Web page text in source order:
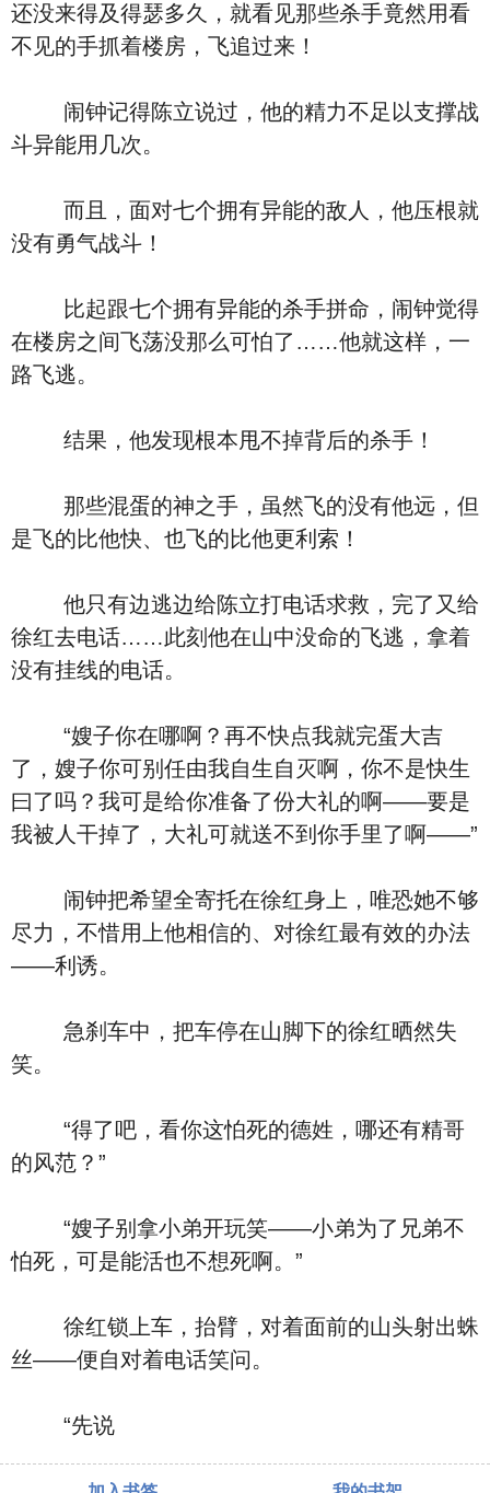
还没来得及得瑟多久，就看见那些杀手竟然用看
不见的手抓着楼房，飞追过来！
闹钟记得陈立说过，他的精力不足以支撑战
斗异能用几次。
而且，面对七个拥有异能的敌人，他压根就
没有勇气战斗！
比起跟七个拥有异能的杀手拼命，闹钟觉得
在楼房之间飞荡没那么可怕了……他就这样，一
路飞逃。
结果，他发现根本甩不掉背后的杀手！
那些混蛋的神之手，虽然飞的没有他远，但
是飞的比他快、也飞的比他更利索！
他只有边逃边给陈立打电话求救，完了又给
徐红去电话……此刻他在山中没命的飞逃，拿着
没有挂线的电话。
“嫂子你在哪啊？再不快点我就完蛋大吉
了，嫂子你可别任由我自生自灭啊，你不是快生
曰了吗？我可是给你准备了份大礼的啊――要是
我被人干掉了，大礼可就送不到你手里了啊――”
闹钟把希望全寄托在徐红身上，唯恐她不够
尽力，不惜用上他相信的、对徐红最有效的办法
――利诱。
急刹车中，把车停在山脚下的徐红晒然失
笑。
“得了吧，看你这怕死的德姓，哪还有精哥
的风范？”
“嫂子别拿小弟开玩笑――小弟为了兄弟不
怕死，可是能活也不想死啊。”
徐红锁上车，抬臂，对着面前的山头射出蛛
丝――便自对着电话笑问。
“先说